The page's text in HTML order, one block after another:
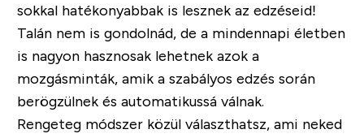
sokkal hatékonyabbak is lesznek az edzéseid!
Talán nem is gondolnád, de a mindennapi életben
is nagyon hasznosak lehetnek azok a
mozgásminták, amik a szabályos edzés során
berögzülnek és automatikussá válnak.
Rengeteg módszer közül választhatsz, ami neked